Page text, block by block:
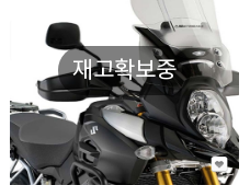
재고확보중